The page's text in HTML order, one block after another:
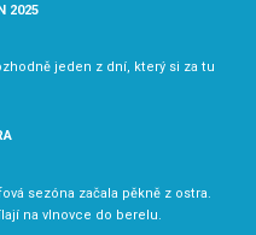
2025
jeden z dní, který si za tu
sezóna začala pěkně z ostra.
na vlnovce do berelu.